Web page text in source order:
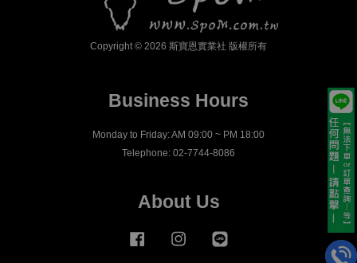
Copyright © 2026 斯寶恩實業社 版權所有
Business Hours
Monday to Friday: AM 09:00 ~ PM 18:00
Telephone: 02-7744-8086
About Us
Facebook Instagram